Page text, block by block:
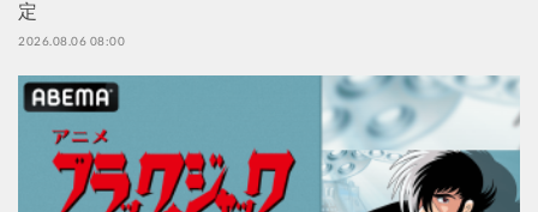
定
2026.08.06 08:00